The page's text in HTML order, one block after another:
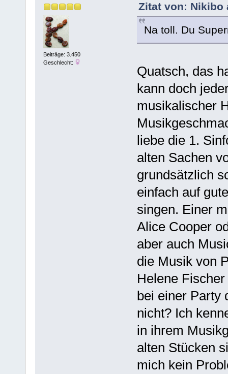
Beiträge: 3.450
Geschlecht:
Zitat von: Nikibo
Na toll. Du
Quatsch, das
kann doch
musikalischer
liebe die 1.
alten Sachen
grundsätzlich
einfach auf
singen. Einer
Alice Cooper
aber auch
die Musik von
Helene
bei einer Party
nicht? Ich
in ihrem
alten Stücken
mich kein